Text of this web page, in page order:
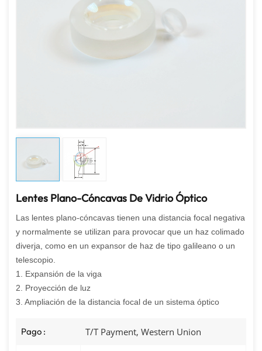
Lentes Plano-Cóncavas De Vidrio Óptico
Las lentes plano-cóncavas tienen una distancia focal negativa
y normalmente se utilizan para provocar que un haz colimado
diverja, como en un expansor de haz de tipo galileano o un
telescopio.
1. Expansión de la viga
2. Proyección de luz
3. Ampliación de la distancia focal de un sistema óptico
Pago : T/T Payment, Western Union